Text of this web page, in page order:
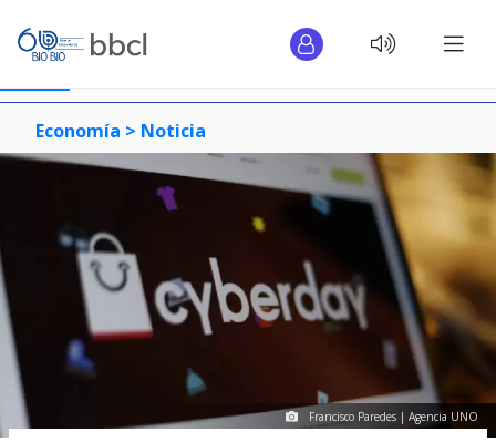
Economía > Noticia
Francisco Paredes | Agencia UNO